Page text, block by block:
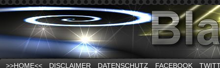
News und Infos zum Thema Stromausfall
>>HOME<< DISCLAIMER DATENSCHUTZ FACEBOOK